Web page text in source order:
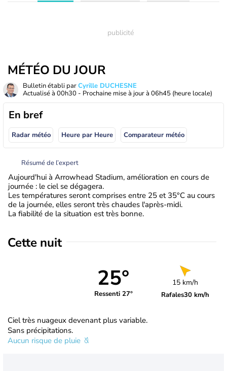
MÉTÉO DU JOUR
Bulletin établi parCyrille DUCHESNE
Actualisé à 00h30 - Prochaine mise à jour à 06h45 (heure locale)
En bref
Radar météo Heure par Heure Comparateur météo
Résumé de l’expert
Aujourd'hui à Arrowhead Stadium, amélioration en cours de
journée : le ciel se dégagera.
Les températures seront comprises entre 25 et 35°C au cours
de la journée, elles seront très chaudes l'après-midi.
La fiabilité de la situation est très bonne.
Cette nuit
25°
Ressenti 27°
15 km/h
Rafales30 km/h
Ciel très nuageux devenant plus variable.
Sans précipitations.
Aucun risque de pluie